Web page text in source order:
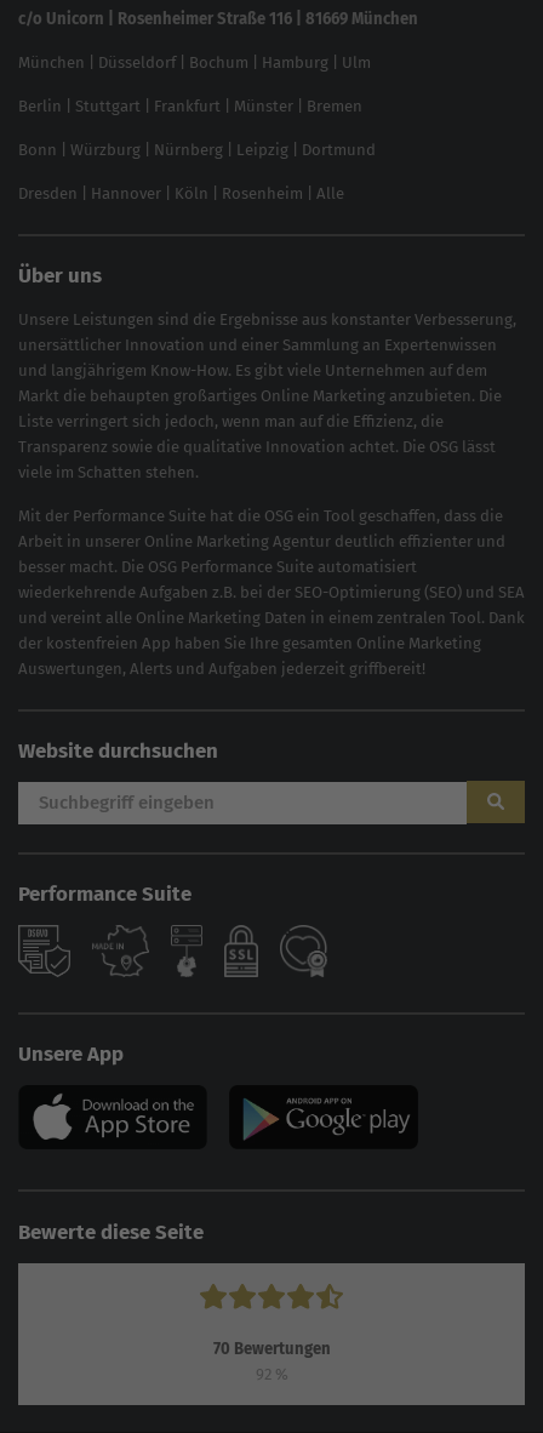
Linkbuilding 2025
Local SEO
SEO für Online Shops
Brand Monitoring 2025
c/o Unicorn | Rosenheimer Straße 116 | 81669 München
München Düsseldorf| Bochum Hamburg Ulm
Berlin Stuttgart Frankfurt Münster Bremen
Bonn Würzburg Nürnberg Leipzig Dortmund
Dresden Hannover Köln Rosenheim Alle
Über uns
Unsere Leistungen sind die Ergebnisse aus konstanter Verbesserung,
unersättlicher Innovation und einer Sammlung an Expertenwissen
und langjährigem Know-How. Es gibt viele Unternehmen auf dem
Markt die behaupten großartiges Online Marketing anzubieten. Die
Liste verringert sich jedoch, wenn man auf die Effizienz, die
Transparenz sowie die qualitative Innovation achtet. Die OSG lässt
viele im Schatten stehen.
Mit der Performance Suite hat die OSG ein Tool geschaffen, dass die
Arbeit in unserer Online Marketing Agentur deutlich effizienter und
besser macht. Die OSG Performance Suite automatisiert
wiederkehrende Aufgaben z.B. bei der SEO-Optimierung (SEO) und SEA
und vereint alle Online Marketing Daten in einem zentralen Tool. Dank
der kostenfreien App haben Sie Ihre gesamten Online Marketing
Auswertungen, Alerts und Aufgaben jederzeit griffbereit!
Website durchsuchen
Performance Suite
Unsere App
Bewerte diese Seite
70 Bewertungen
92 %